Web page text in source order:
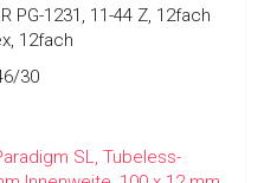
PG-1231, 11-44 Z, 12fach
12fach
30
SL, Tubeless-